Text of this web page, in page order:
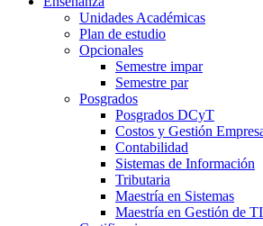
Unidades Académicas
Plan de estudio
Opcionales
Semestre impar
Semestre par
Posgrados
Posgrados DCyT
Costos y Gestión
Contabilidad
Sistemas de Información
Tributaria
Maestría en Sistemas
Maestría en Gestión de TI